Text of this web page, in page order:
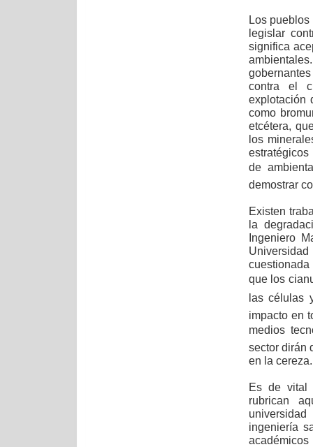
Los
legislar
significa
contra el
explotación
como
etcétera,
los
de
demostrar
Existen
la
Ingeniero
que los
las células
impacto en
medios
sector dirán
en la cereza.
Es de vital
rubrican
ingeniería
académicos